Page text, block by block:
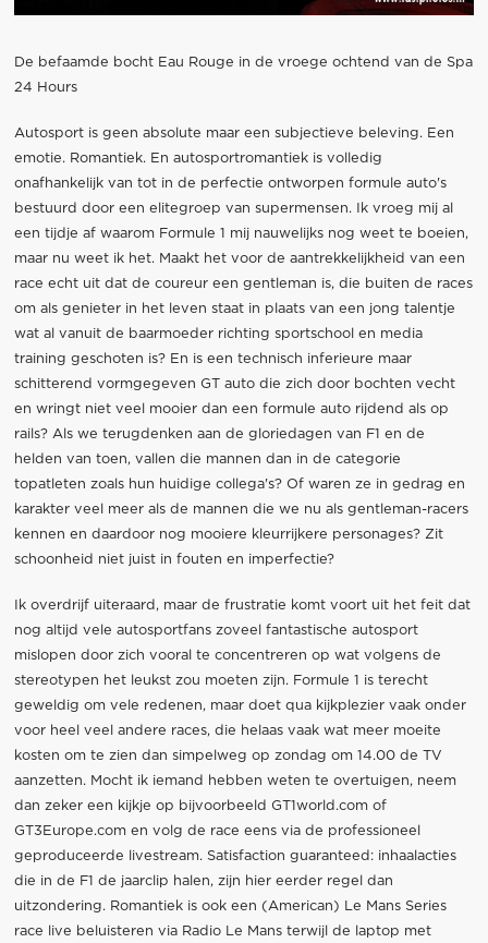
De befaamde bocht Eau Rouge in de vroege ochtend van de Spa
24 Hours
Autosport is geen absolute maar een subjectieve beleving. Een
emotie. Romantiek. En autosportromantiek is volledig
onafhankelijk van tot in de perfectie ontworpen formule auto's
bestuurd door een elitegroep van supermensen. Ik vroeg mij al
een tijdje af waarom Formule 1 mij nauwelijks nog weet te boeien,
maar nu weet ik het. Maakt het voor de aantrekkelijkheid van een
race echt uit dat de coureur een gentleman is, die buiten de races
om als genieter in het leven staat in plaats van een jong talentje
wat al vanuit de baarmoeder richting sportschool en media
training geschoten is? En is een technisch inferieure maar
schitterend vormgegeven GT auto die zich door bochten vecht
en wringt niet veel mooier dan een formule auto rijdend als op
rails? Als we terugdenken aan de gloriedagen van F1 en de
helden van toen, vallen die mannen dan in de categorie
topatleten zoals hun huidige collega's? Of waren ze in gedrag en
karakter veel meer als de mannen die we nu als gentleman-racers
kennen en daardoor nog mooiere kleurrijkere personages? Zit
schoonheid niet juist in fouten en imperfectie?
Ik overdrijf uiteraard, maar de frustratie komt voort uit het feit dat
nog altijd vele autosportfans zoveel fantastische autosport
mislopen door zich vooral te concentreren op wat volgens de
stereotypen het leukst zou moeten zijn. Formule 1 is terecht
geweldig om vele redenen, maar doet qua kijkplezier vaak onder
voor heel veel andere races, die helaas vaak wat meer moeite
kosten om te zien dan simpelweg op zondag om 14.00 de TV
aanzetten. Mocht ik iemand hebben weten te overtuigen, neem
dan zeker een kijkje op bijvoorbeeld GT1world.com of
GT3Europe.com en volg de race eens via de professioneel
geproduceerde livestream. Satisfaction guaranteed: inhaalacties
die in de F1 de jaarclip halen, zijn hier eerder regel dan
uitzondering. Romantiek is ook een (American) Le Mans Series
race live beluisteren via Radio Le Mans terwijl de laptop met